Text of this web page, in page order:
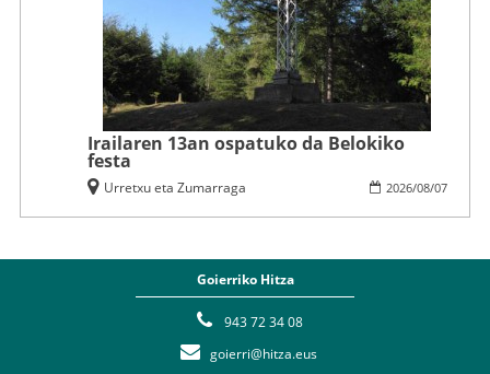
Irailaren 13an ospatuko da Belokiko
festa
2026/08/07
Urretxu eta Zumarraga
Goierriko Hitza
943 72 34 08
goierri@hitza.eus